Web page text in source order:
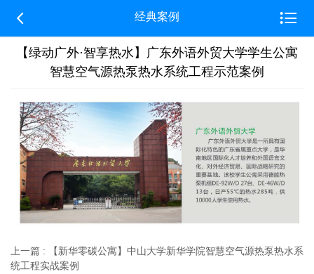
 经典案例 
【绿动广外·智享热水】广东外语外贸大学学生公寓
智慧空气源热泵热水系统工程示范案例
上一篇 : 【新华零碳公寓】中山大学新华学院智慧空气源热泵热水系
统工程实战案例